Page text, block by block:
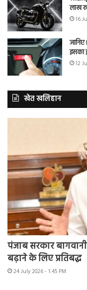
लाख
16
इसका
12
खेत खलिहान
पंजाब सरकार
बढ़ाने के लिए प्रतिबद्ध
24 July 2026 - 1:45 PM